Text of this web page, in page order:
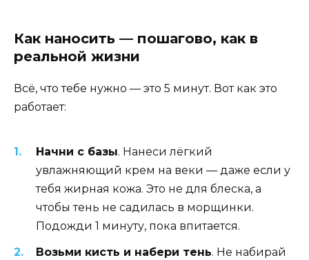
Как наносить — пошагово, как в
реальной жизни
Всё, что тебе нужно — это 5 минут. Вот как это
работает:
Начни с базы. Нанеси лёгкий
увлажняющий крем на веки — даже если у
тебя жирная кожа. Это не для блеска, а
чтобы тень не садилась в морщинки.
Подожди 1 минуту, пока впитается.
Возьми кисть и набери тень. Не набирай